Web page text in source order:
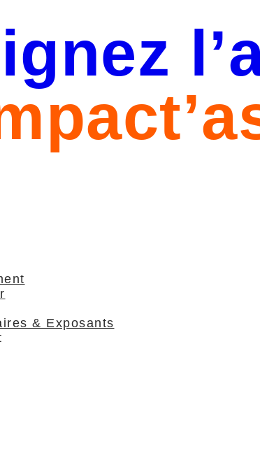
& Exposants